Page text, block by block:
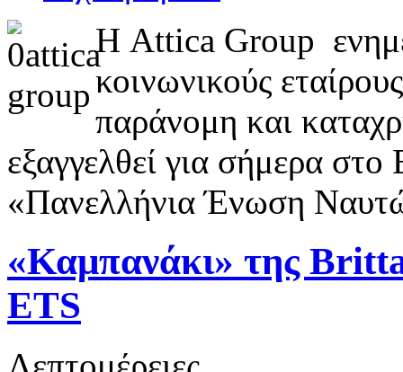
Η Attica Group
κοινωνικούς
παράνομη και
εξαγγελθεί για σήμερα
«Πανελλήνια Ένωση
«Καμπανάκι» της
ETS